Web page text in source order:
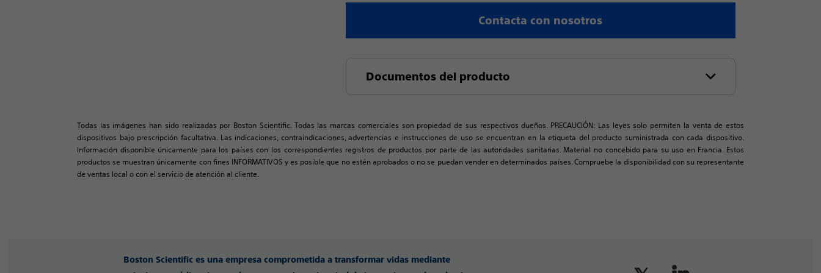
Contacta con nosotros
Documentos del producto
Todas las imágenes han sido realizadas por Boston Scientific. Todas las marcas comerciales son propiedad de sus respectivos dueños. PRECAUCIÓN: Las leyes solo permiten la venta de estos
dispositivos bajo prescripción facultativa. Las indicaciones, contraindicaciones, advertencias e instrucciones de uso se encuentran en la etiqueta del producto suministrada con cada dispositivo.
Información disponible únicamente para los países con los correspondientes registros de productos por parte de las autoridades sanitarias. Material no concebido para su uso en Francia. Estos
productos se muestran únicamente con fines INFORMATIVOS y es posible que no estén aprobados o no se puedan vender en determinados países. Compruebe la disponibilidad con su representante
de ventas local o con el servicio de atención al cliente.
Boston Scientific es una empresa comprometida a transformar vidas mediante